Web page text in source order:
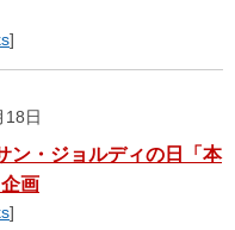
]
18日
ン・ジョルディの日「本
画
]